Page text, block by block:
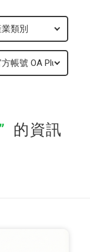
的資訊